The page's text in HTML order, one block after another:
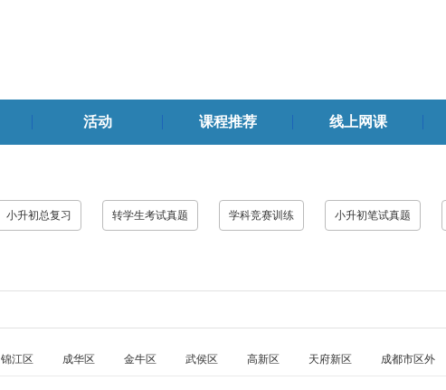
活动 课程推荐 线上网课
小升初总复习 转学生考试真题 学科竞赛训练 小升初笔试真题
锦江区 成华区 金牛区 武侯区 高新区 天府新区 成都市区外